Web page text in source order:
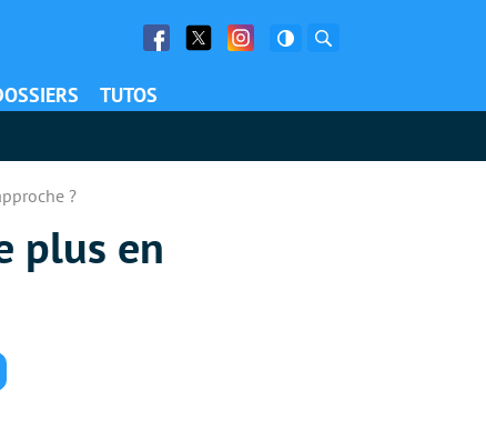
Facebook
Twitter Facebook
TUTOS
?
plus en